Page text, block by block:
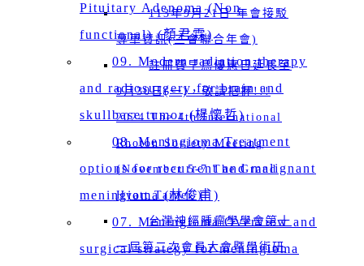
113年9月21日 年會接駁
專車資訊(三會聯合年會)
註冊費早鳥優惠日延長至
9月30日(一)，敬請把握!!!
2024 The 4th International
Rhoton Society Meeting
(November 5-7 The Grand
Hyatt Taipei )
台灣神經腫瘤學學會第十
一屆第二次會員大會暨學術研
Pituitary Adenoma (Non-
functional) (顏君霖)
09. Modern radiation therapy
and radiosurgery for brain and
skullbase tumor (楊懷哲)
08. Meningioma Treatment
options for recurrent and malignant
meningioma (林俊甫)
07. Meningioma Overview and
surgical strategy for meningioma